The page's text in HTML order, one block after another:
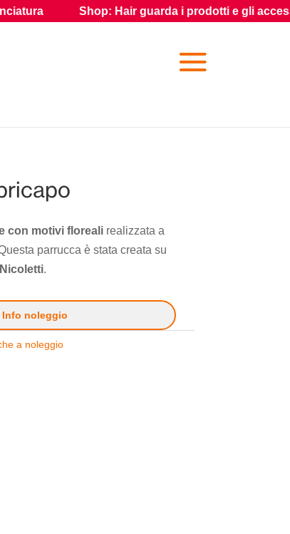
con motivi florealirealizzata a
parrucca è stata creata su
.
Info noleggio
a noleggio
guarda i prodotti e gli accessori per gli effetti